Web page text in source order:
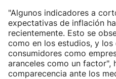
"Algunos indicadores a
expectativas de inflación
recientemente. Esto se
como en los estudios, y los
consumidores como
aranceles como un factor",
comparecencia ante los